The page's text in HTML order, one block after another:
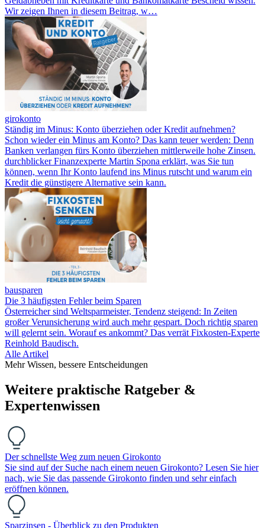
Wir zeigen Ihnen in diesem Beitrag, w…
girokonto
Ständig im Minus: Konto überziehen oder Kredit aufnehmen?
Schon wieder ein Minus am Konto? Das kann teuer werden: Denn
Banken verlangen fürs Konto überziehen mittlerweile hohe Zinsen.
durchblicker Finanzexperte Martin Spona erklärt, was Sie tun
können, wenn Ihr Konto laufend ins Minus rutscht und warum ein
Kredit die günstigere Alternative sein kann.
bausparen
Die 3 häufigsten Fehler beim Sparen
Österreicher sind Weltsparmeister, Tendenz steigend: In Zeiten
großer Verunsicherung wird auch mehr gespart. Doch richtig sparen
will gelernt sein. Worauf es ankommt? Das verrät Fixkosten-Experte
Reinhold Baudisch.
Alle Artikel
Mehr Wissen, bessere Entscheidungen
Weitere praktische Ratgeber &
Expertenwissen
Der schnellste Weg zum neuen Girokonto
Sie sind auf der Suche nach einem neuen Girokonto? Lesen Sie hier
nach, wie Sie das passende Girokonto finden und sehr einfach
eröffnen können.
Sparzinsen - Überblick zu den Produkten